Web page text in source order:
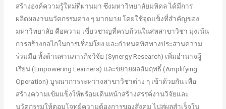
สร้างองค์ความรู้ใหม่ที่ผ่านมา ซึ่งมหาวิทยาลัยมหิดล ได้มีการ
ผลิตผลงานนวัตกรรมต่าง ๆ มากมาย โดยใช้จุดแข็งที่สำคัญของ
มหาวิทยาลัย คือความ เชี่ยวชาญที่ครบถ้วนในสหสาขาวิชา มุ่งเน้น
การสร้างกลไกในการเชื่อมโยง และกำหนดทิศทางประสานความ
ร่วมมือ ทั้งด้านสานภารกิจวิจัย (Synergy Research) เพิ่มอำนาจผู้
เรียน (Empowering Learners) และขยายผลสัมฤทธิ์ (Amplifying
Operation) บูรณาการระหว่างสาขาวิชาต่าง ๆ เข้าด้วยกัน เพื่อ
สร้างความเข้มแข็งให้พร้อมเดินหน้าสร้างสรรค์งานวิจัยและ
นวัตกรรมให้ตอบโจทย์ความต้องการของสังคม ไปสู่ผลสำเร็จใน